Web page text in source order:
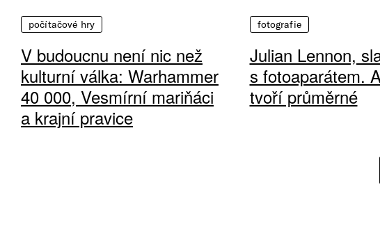
počítačové hry
V budoucnu není nic než
kulturní válka: Warhammer
40 000, Vesmírní mariňáci
a krajní pravice
fotografie
Julian Lennon,
s fotoaparátem.
tvoří průměrné